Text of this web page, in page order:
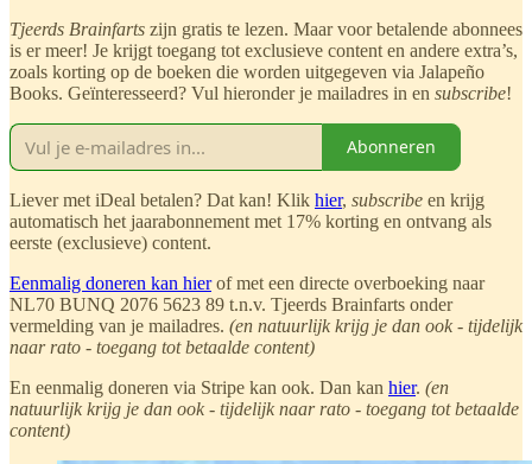
Tjeerds Brainfarts zijn gratis te lezen. Maar voor betalende abonnees
is er meer! Je krijgt toegang tot exclusieve content en andere extra’s,
zoals korting op de boeken die worden uitgegeven via Jalapeño
Books. Geïnteresseerd? Vul hieronder je mailadres in en subscribe!
Abonneren
Liever met iDeal betalen? Dat kan! Klik hier, subscribe en krijg
automatisch het jaarabonnement met 17% korting en ontvang als
eerste (exclusieve) content.
Eenmalig doneren kan hierof met een directe overboeking naar
NL70 BUNQ 2076 5623 89 t.n.v. Tjeerds Brainfarts onder
vermelding van je mailadres. (en natuurlijk krijg je dan ook - tijdelijk
naar rato - toegang tot betaalde content)
En eenmalig doneren via Stripe kan ook. Dan kan hier. (en
natuurlijk krijg je dan ook - tijdelijk naar rato - toegang tot betaalde
content)